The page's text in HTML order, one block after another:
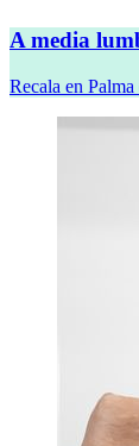
A media
Recala en